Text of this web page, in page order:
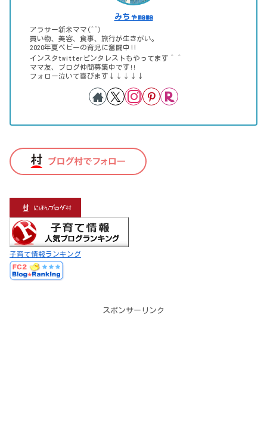
みちゃmama
アラサー新米ママ(^^)
買い物、美容、食事、旅行が生きがい。
2020年夏ベビーの育児に奮闘中‼
インスタtwitterピンタレストもやってます＾＾
ママ友、ブログ仲間募集中です!!
フォロー泣いて喜びます↓↓↓↓↓
子育て情報ランキング
スポンサーリンク